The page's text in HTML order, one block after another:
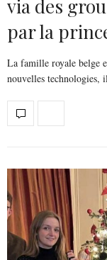
via des
par la
La famille royale belge
nouvelles